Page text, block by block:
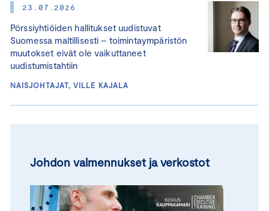
23.07.2026
Pörssiyhtiöiden hallitukset uudistuvat
Suomessa maltillisesti – toimintaympäristön
muutokset eivät ole vaikuttaneet
uudistumistahtiin
NAISJOHTAJAT, VILLE KAJALA
Johdon valmennukset ja verkostot